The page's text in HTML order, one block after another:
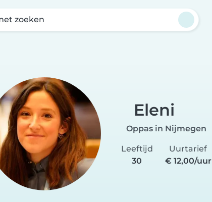
zoeken
Eleni
Oppas in Nijmegen
Leeftijd
30
Uurtarief
€ 12,00/uur